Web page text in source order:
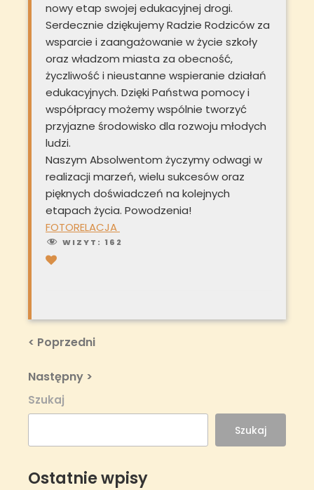
nowy etap swojej edukacyjnej drogi.
Serdecznie dziękujemy Radzie Rodziców za
wsparcie i zaangażowanie w życie szkoły
oraz władzom miasta za obecność,
życzliwość i nieustanne wspieranie działań
edukacyjnych. Dzięki Państwa pomocy i
współpracy możemy wspólnie tworzyć
przyjazne środowisko dla rozwoju młodych
ludzi.
Naszym Absolwentom życzymy odwagi w
realizacji marzeń, wielu sukcesów oraz
pięknych doświadczeń na kolejnych
etapach życia. Powodzenia!
FOTORELACJA
WIZYT: 162
Nawigacja
Previous
< Poprzedni
Next
Post
Następny >
Szukaj
Szukaj
Ostatnie wpisy